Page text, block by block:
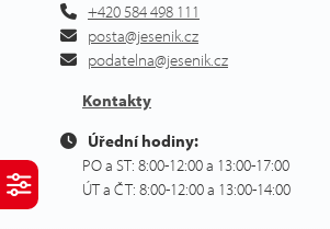
+420 584 498 111
posta@jesenik.cz
podatelna@jesenik.cz
Kontakty
Úřední hodiny:
PO a ST: 8:00-12:00 a 13:00-17:00
ÚT a ČT: 8:00-12:00 a 13:00-14:00